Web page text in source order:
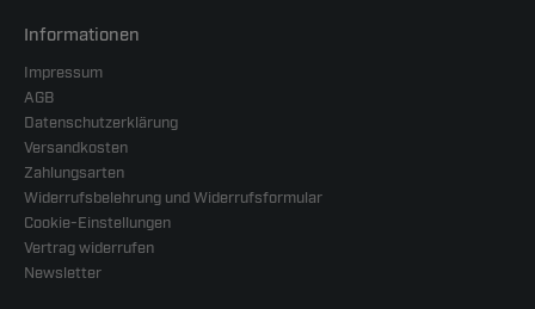
Informationen
Impressum
AGB
Datenschutzerklärung
Versandkosten
Zahlungsarten
Widerrufsbelehrung und Widerrufsformular
Cookie-Einstellungen
Vertrag widerrufen
Newsletter